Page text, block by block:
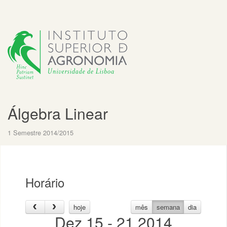
Álgebra Linear
1 Semestre 2014/2015
Horário
hoje mês semana dia
Dez 15 - 21 2014